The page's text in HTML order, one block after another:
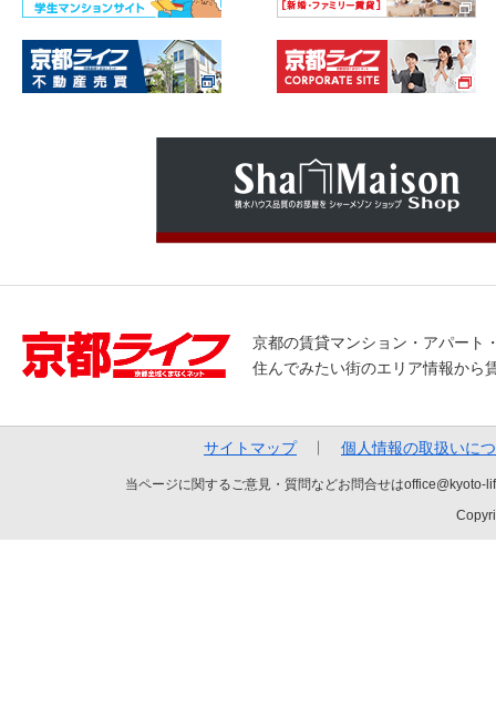
京都の賃貸マンション・アパート
住んでみたい街のエリア情報から
サイトマップ 個人情報の取扱いに
当ページに関するご意見・質問などお問合せは